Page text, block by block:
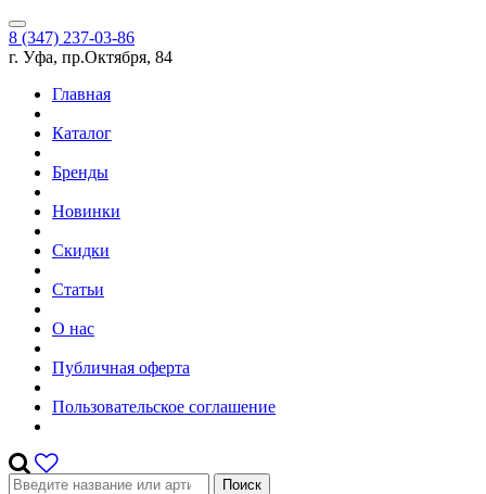
8 (347) 237-03-86
г. Уфа, пр.Октября, 84
Главная
Каталог
Бренды
Новинки
Скидки
Статьи
О нас
Публичная оферта
Пользовательское соглашение
Поиск